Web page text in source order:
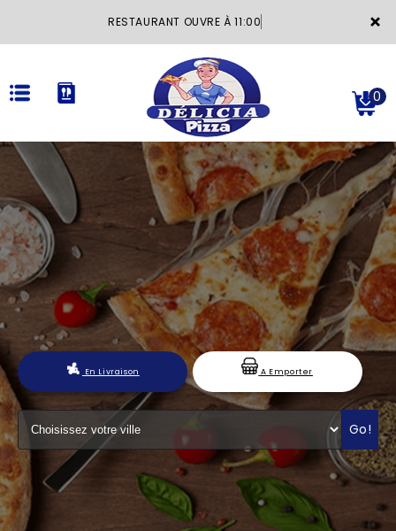
×
RESTAURANT OUVRE À 11:00
ACCUEIL
LA CARTE
VOTRE COMPTE
NOTRE RESTAURANT
VOS AVIS
MENTIONS LÉGALES
C.G.V
0
En Livraison A Emporter
Go!